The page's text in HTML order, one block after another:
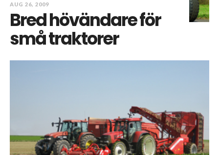
AUG 26, 2009
Bred hövändare för
små traktorer